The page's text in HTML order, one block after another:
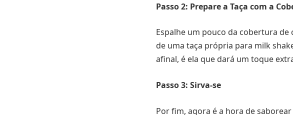
Passo 2: Prepare a Taça com a
Espalhe um pouco da cobertura
de uma taça própria para milk
afinal, é ela que dará um toque
Passo 3: Sirva-se
Por fim, agora é a hora de